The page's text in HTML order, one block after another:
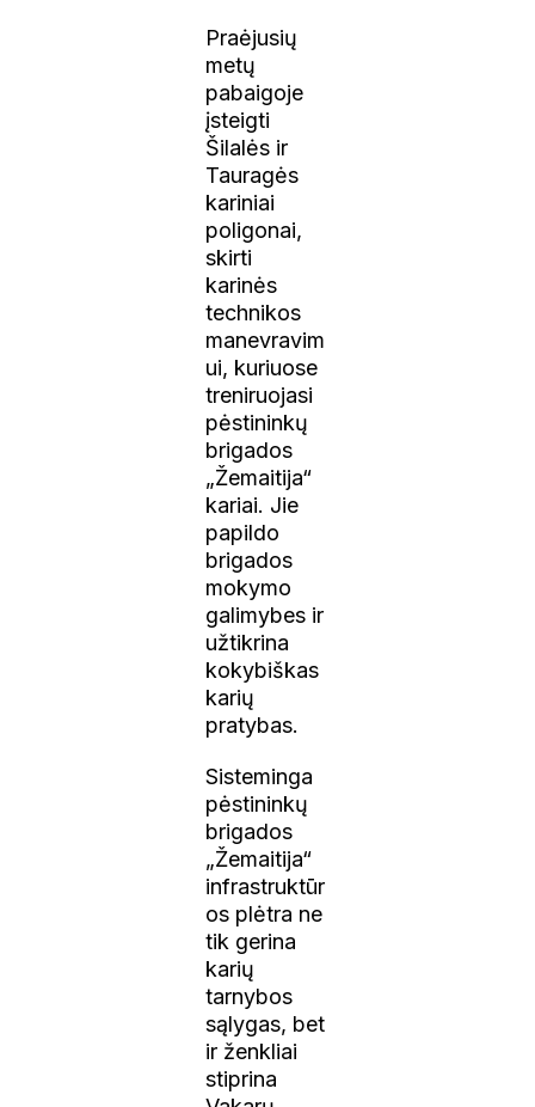
Praėjusių
metų
pabaigoje
įsteigti
Šilalės ir
Tauragės
kariniai
poligonai,
skirti
karinės
technikos
manevravim
ui, kuriuose
treniruojasi
pėstininkų
brigados
„Žemaitija“
kariai. Jie
papildo
brigados
mokymo
galimybes ir
užtikrina
kokybiškas
karių
pratybas.
Sisteminga
pėstininkų
brigados
„Žemaitija“
infrastruktūr
os plėtra ne
tik gerina
karių
tarnybos
sąlygas, bet
ir ženkliai
stiprina